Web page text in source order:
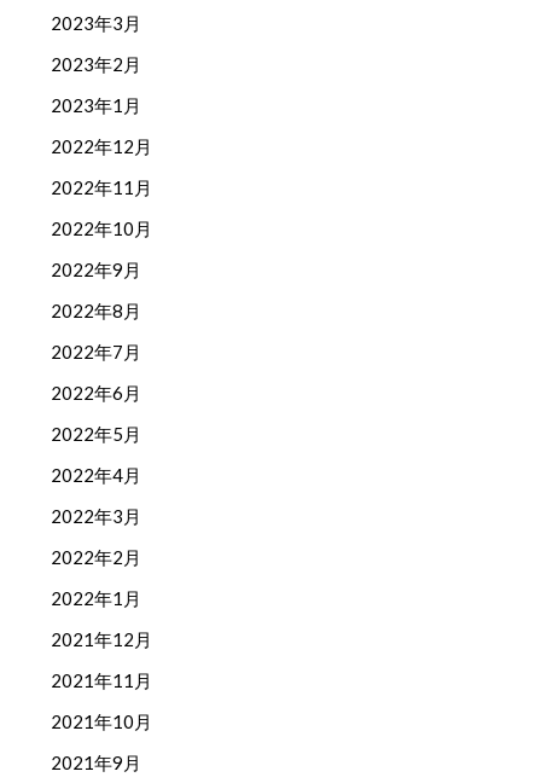
2023年3月
2023年2月
2023年1月
2022年12月
2022年11月
2022年10月
2022年9月
2022年8月
2022年7月
2022年6月
2022年5月
2022年4月
2022年3月
2022年2月
2022年1月
2021年12月
2021年11月
2021年10月
2021年9月